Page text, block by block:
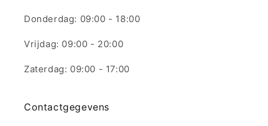
Donderdag: 09:00 - 18:00
Vrijdag: 09:00 - 20:00
Zaterdag: 09:00 - 17:00
Contactgegevens